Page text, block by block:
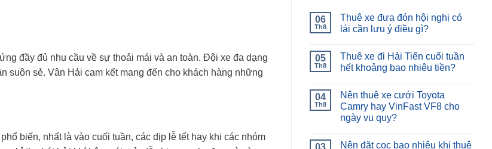
đầy đủ nhu cầu về sự thoải mái và an toàn. Đội xe đa dạng
suôn sẻ. Vân Hải cam kết mang đến cho khách hàng những
biến, nhất là vào cuối tuần, các dịp lễ tết hay khi các nhóm
06
Th8
Thuê xe đưa đón hội nghị có
lái cần lưu ý điều gì?
05
Th8
Thuê xe đi Hải Tiến cuối tuần
hết khoảng bao nhiêu tiền?
04
Th8
Nên thuê xe cưới Toyota
Camry hay VinFast VF8 cho
ngày vu quy?
03
Nên đặt cọc bao nhiêu khi thuê